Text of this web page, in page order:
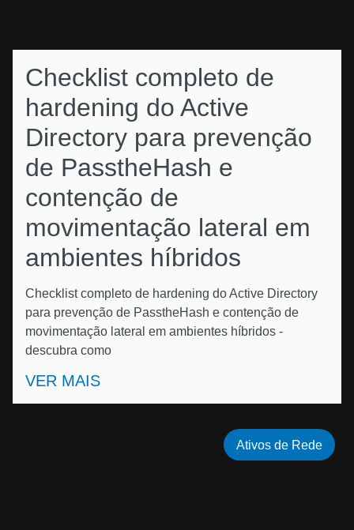
Checklist completo de
hardening do Active
Directory para prevenção
de PasstheHash e
contenção de
movimentação lateral em
ambientes híbridos
Checklist completo de hardening do Active Directory
para prevenção de PasstheHash e contenção de
movimentação lateral em ambientes híbridos -
descubra como
VER MAIS
Ativos de Rede